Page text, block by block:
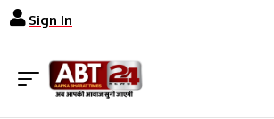
Sign In